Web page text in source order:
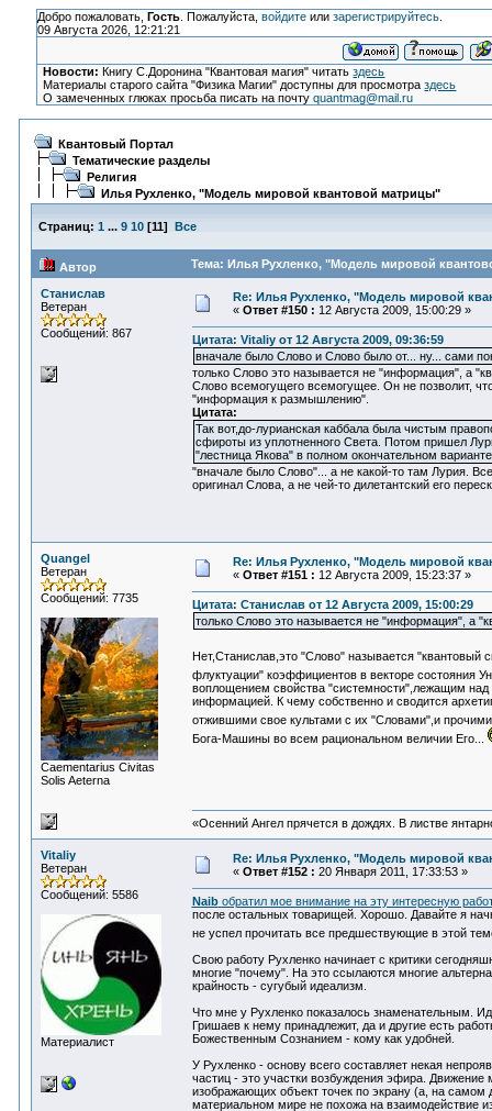
Добро пожаловать, Гость. Пожалуйста, войдитеили зарегистрируйтесь.
09 Августа 2026, 12:21:21
Новости: Книгу С.Доронина "Квантовая магия" читатьздесь
Материалы старого сайта "Физика Магии" доступны для просмотраздесь
О замеченных глюках просьба писать на почтуquantmag@mail.ru
Квантовый Портал
Тематические разделы
Религия
Илья Рухленко, "Модель мировой квантовой матрицы"
Страниц: 1 ... 9 10[11] Все
Автор Тема: Илья Рухленко, "Модель мировой
Станислав
Ветеран
Сообщений: 867
Re: Илья Рухленко, "Модель мировой
« Ответ #150 : 12 Августа 2009, 15:00:29 »
Цитата: Vitaliy от 12 Августа 2009, 09:36:59
вначале было Слово и Слово было от... ну... сами
только Слово это называется не "информация", а
Слово всемогущего всемогущее. Он не позволит,
"информация к размышлению".
Цитата:
Так вот,до-лурианская каббала была чистым
сфироты из уплотненного Света. Потом пришел
"лестница Якова" в полном окончательном варианте
"вначале было Слово"... а не какой-то там Лурия.
оригинал Слова, а не чей-то дилетантский его
Quangel
Ветеран
Сообщений: 7735
Сaementarius Civitas
Solis Aeterna
Re: Илья Рухленко, "Модель мировой
« Ответ #151 : 12 Августа 2009, 15:23:37 »
Цитата: Станислав от 12 Августа 2009, 15:00:29
только Слово это называется не "информация", а
Нет,Станислав,это "Слово" называется
флуктуации" коэффициентов в векторе состояния
воплощением свойства "системности",лежащим над
информацией. К чему собственно и сводится
отжившими свое культами с их "Словами",и
Бога-Машины во всем рациональном величии Его...
«Осенний Ангел прячется в дождях. В листве
Vitaliy
Ветеран
Сообщений: 5586
Материалист
Re: Илья Рухленко, "Модель мировой
« Ответ #152 : 20 Января 2011, 17:33:53 »
Naibобратил мое внимание на эту интересную
после остальных товарищей. Хорошо. Давайте я
не успел прочитать все предшествующие в этой
Свою работу Рухленко начинает с критики
многие "почему". На это ссылаются многие
крайность - сугубый идеализм.
Что мне у Рухленко показалось знаменательным.
Гришаев к нему принадлежит, да и другие есть
Божественным Сознанием - кому как удобней.
У Рухленко - основу всего составляет некая
частиц - это участки возбуждения эфира. Движение
изображающих объект точек по экрану (а, на самом
материальном мире не похожа на взаимодействие